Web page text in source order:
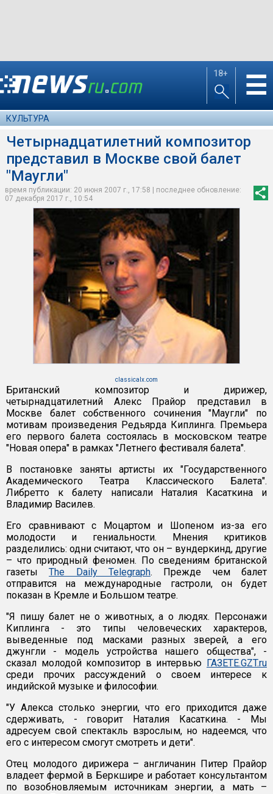
18+ ☰
КУЛЬТУРА
Четырнадцатилетний композитор
представил в Москве свой балет
"Маугли"
время публикации: 20 июня 2007 г., 17:58 | последнее обновление:
07 декабря 2017 г., 10:54
classicalx.com
Британский композитор и дирижер,
четырнадцатилетний Алекс Прайор представил в
Москве балет собственного сочинения "Маугли" по
мотивам произведения Редьярда Киплинга. Премьера
его первого балета состоялась в московском театре
"Новая опера" в рамках "Летнего фестиваля балета".
В постановке заняты артисты их "Государственного
Академического Театра Классического Балета".
Либретто к балету написали Наталия Касаткина и
Владимир Василев.
Его сравнивают с Моцартом и Шопеном из-за его
молодости и гениальности. Мнения критиков
разделились: одни считают, что он – вундеркинд, другие
– что природный феномен. По сведениям британской
газетыThe Daily Telegraph. Прежде чем балет
отправится на международные гастроли, он будет
показан в Кремле и Большом театре.
"Я пишу балет не о животных, а о людях. Персонажи
Киплинга - это типы человеческих характеров,
выведенные под масками разных зверей, а его
джунгли - модель устройства нашего общества", -
сказал молодой композитор в интервью ГАЗЕТЕ.GZT.ru
среди прочих рассуждений о своем интересе к
индийской музыке и философии.
"У Алекса столько энергии, что его приходится даже
сдерживать, - говорит Наталия Касаткина. - Мы
адресуем свой спектакль взрослым, но надеемся, что
его с интересом смогут смотреть и дети".
Отец молодого дирижера – англичанин Питер Прайор
владеет фермой в Беркшире и работает консультантом
по возобновляемым источникам энергии, а мать –